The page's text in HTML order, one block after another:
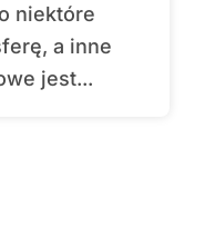
a inne
jest...